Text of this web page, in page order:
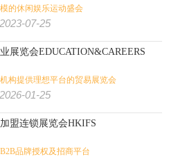
的休闲娱乐运动盛会
07-25
展览会EDUCATION&CAREERS
构提供理想平台的贸易展览会
01-25
盟连锁展览会HKIFS
品牌授权及招商平台